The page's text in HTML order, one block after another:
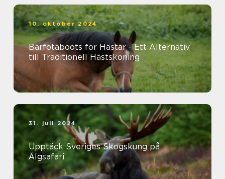
10. oktober 2024
Barfotaboots för Hästar - Ett Alternativ
till Traditionell Hästskoning
31. juli 2024
Upptäck Sveriges Skogskung på
Älgsafari